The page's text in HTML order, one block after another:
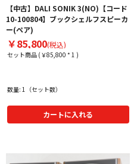
【中古】DALI SONIK 3(NO)【コード
10-100804】ブックシェルフスピーカ
ー(ペア)
￥85,800(税込)
セット商品 (￥85,800 * 1 )
数量: 1（セット数）
カートに入れる